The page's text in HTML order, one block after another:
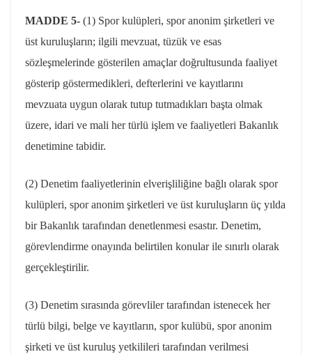
MADDE 5- (1) Spor kulüpleri, spor anonim şirketleri ve
üst kuruluşların; ilgili mevzuat, tüzük ve esas
sözleşmelerinde gösterilen amaçlar doğrultusunda faaliyet
gösterip göstermedikleri, defterlerini ve kayıtlarını
mevzuata uygun olarak tutup tutmadıkları başta olmak
üzere, idari ve mali her türlü işlem ve faaliyetleri Bakanlık
denetimine tabidir.
(2) Denetim faaliyetlerinin elverişliliğine bağlı olarak spor
kulüpleri, spor anonim şirketleri ve üst kuruluşların üç yılda
bir Bakanlık tarafından denetlenmesi esastır. Denetim,
görevlendirme onayında belirtilen konular ile sınırlı olarak
gerçekleştirilir.
(3) Denetim sırasında görevliler tarafından istenecek her
türlü bilgi, belge ve kayıtların, spor kulübü, spor anonim
şirketi ve üst kuruluş yetkilileri tarafından verilmesi